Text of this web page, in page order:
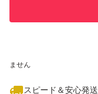
ません
スピード＆安心発送